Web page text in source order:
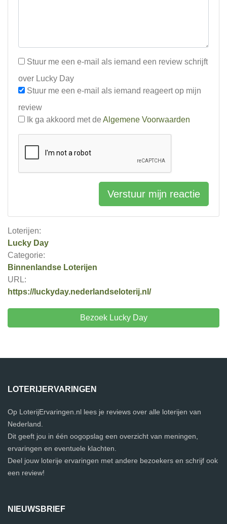
Loterijen:
Lucky Day
Categorie:
Binnenlandse Loterijen
URL:
https://luckyday.nederlandseloterij.nl/
Bezoek Lucky Day
Stuur me een e-mail als iemand een review schrijft
over Lucky Day
Stuur me een e-mail als iemand reageert op mijn
review
Ik ga akkoord met de Algemene Voorwaarden
Verstuur mijn reactie
LOTERIJERVARINGEN
Op LoterijErvaringen.nl lees je reviews over alle loterijen van
Nederland.
Dit geeft jou in één oogopslag een overzicht van meningen,
ervaringen en eventuele klachten.
Deel jouw loterije ervaringen met andere bezoekers en schrijf ook
een review!
NIEUWSBRIEF